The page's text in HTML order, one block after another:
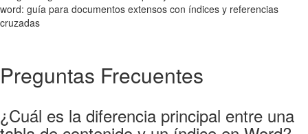
word: guía para documentos extensos con índices y referencias
cruzadas
Preguntas Frecuentes
¿Cuál es la diferencia principal entre una